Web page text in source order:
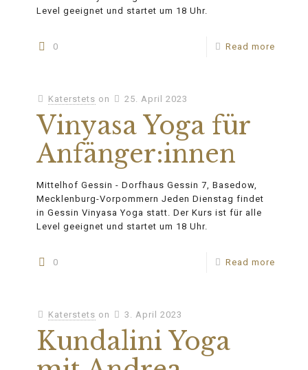
Level geeignet und startet um 18 Uhr.
0 Read more
Katerstets on 25. April 2023
Vinyasa Yoga für
Anfänger:innen
Mittelhof Gessin - Dorfhaus Gessin 7, Basedow,
Mecklenburg-Vorpommern Jeden Dienstag findet
in Gessin Vinyasa Yoga statt. Der Kurs ist für alle
Level geeignet und startet um 18 Uhr.
0 Read more
Katerstets on 3. April 2023
Kundalini Yoga